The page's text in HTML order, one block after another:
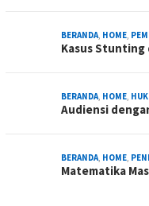
BERANDA, HOME,
Kasus
BERANDA, HOME,
Audiensi
BERANDA, HOME,
Matematika